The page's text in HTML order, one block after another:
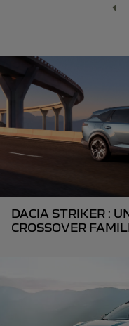
DACIA STRIKER :
CROSSOVER